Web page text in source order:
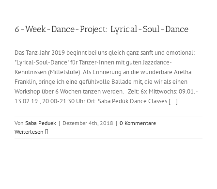
6-Week-Dance-Project: Lyrical-Soul-Dance
Das Tanz-Jahr 2019 beginnt bei uns gleich ganz sanft und emotional:
"Lyrical-Soul-Dance" für Tänzer-Innen mit guten Jazzdance-
Kenntnissen (Mittelstufe). Als Erinnerung an die wunderbare Aretha
Franklin, bringe ich eine gefühlvolle Ballade mit, die wir als einen
Workshop über 6 Wochen tanzen werden. Zeit: 6x Mittwochs: 09.01. -
13.02.19., 20:00-21:30 Uhr Ort: Saba Pedük Dance Classes [...]
Von Saba Peduek | Dezember 4th, 2018 | 0 Kommentare
Weiterlesen